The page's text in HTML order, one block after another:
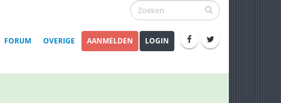
FORUM OVERIGE AANMELDEN LOGIN